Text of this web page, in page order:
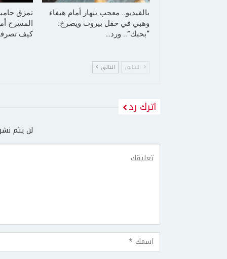
بالفيديو.. معجب ينهار أمام هيفاء
وهبي في حفل بيروت ويصرخ:
“بحبك”.. ورد…
تمزق
المسرح
كيف
السابق التالي
اترك رد
لن يتم